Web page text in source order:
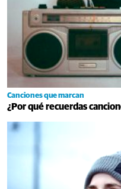
Canciones que marcan
¿Por qué recuerdas